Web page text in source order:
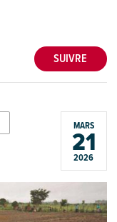
SUIVRE
MARS
21
2026